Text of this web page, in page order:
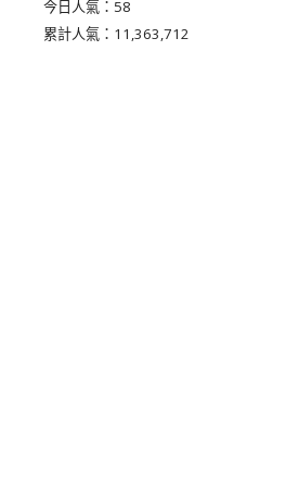
今日人氣： 58
累計人氣： 11,363,712